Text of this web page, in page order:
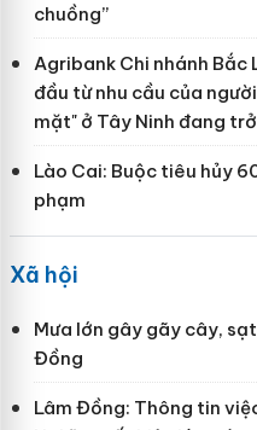
chuồng”
Agribank Chi nhánh Bắc
đầu từ nhu cầu của
mặt" ở Tây Ninh đang
Lào Cai: Buộc tiêu hủy
phạm
Xã hội
Mưa lớn gây gãy cây,
Đồng
Lâm Đồng: Thông tin